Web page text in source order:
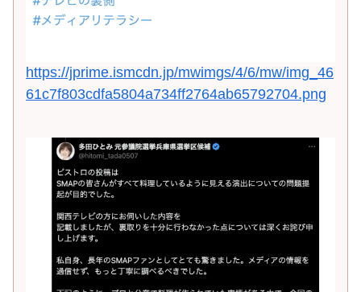
https://jprime.ismcdn.jp/mwimgs/4/6/mw/img_46
61c7f803cdfa5804a734ff2764ab65792704.png